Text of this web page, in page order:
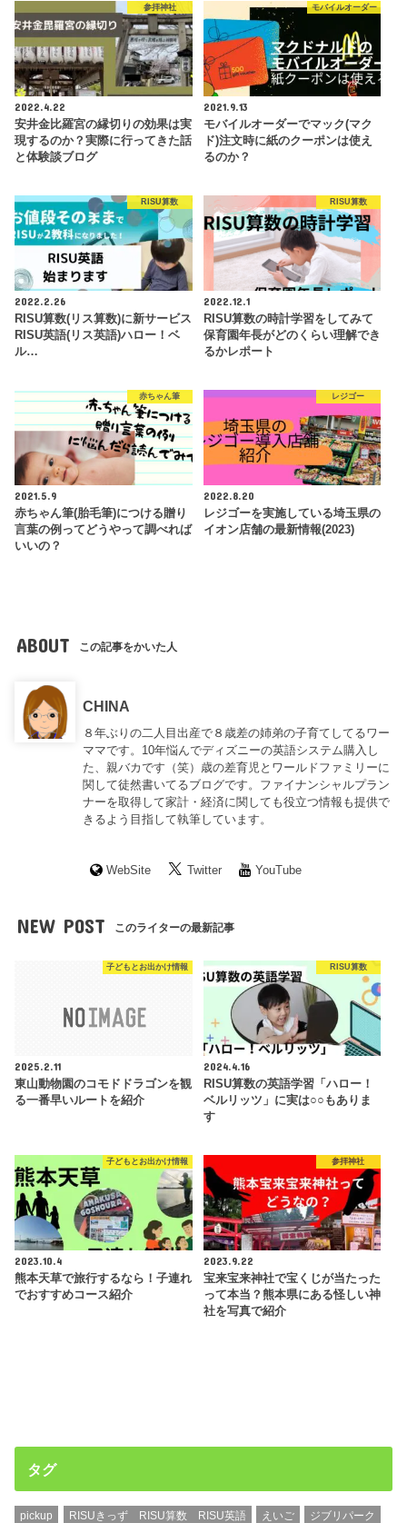
参拝神社
2022.4.22
安井金比羅宮の縁切りの効果は実
現するのか？実際に行ってきた話
と体験談ブログ
モバイルオーダー
2021.9.13
モバイルオーダーでマック(マク
ド)注文時に紙のクーポンは使え
るのか？
RISU算数
2022.2.26
RISU算数(リス算数)に新サービス
RISU英語(リス英語)ハロー！ベ
ル…
RISU算数
2022.12.1
RISU算数の時計学習をしてみて
保育園年長がどのくらい理解でき
るかレポート
赤ちゃん筆
2021.5.9
赤ちゃん筆(胎毛筆)につける贈り
言葉の例ってどうやって調べれば
いいの？
レジゴー
2022.8.20
レジゴーを実施している埼玉県の
イオン店舗の最新情報(2023)
ABOUT この記事をかいた人
CHINA
８年ぶりの二人目出産で８歳差の姉弟の子育てしてるワー
ママです。10年悩んでディズニーの英語システム購入し
た、親バカです（笑）歳の差育児とワールドファミリーに
関して徒然書いてるブログです。ファイナンシャルプラン
ナーを取得して家計・経済に関しても役立つ情報も提供で
きるよう目指して執筆しています。
WebSite Twitter YouTube
NEW POST このライターの最新記事
子どもとお出かけ情報
2025.2.11
東山動物園のコモドドラゴンを観
る一番早いルートを紹介
RISU算数
2024.4.16
RISU算数の英語学習「ハロー！
ベルリッツ」に実は○○もありま
す
子どもとお出かけ情報
2023.10.4
熊本天草で旅行するなら！子連れ
でおすすめコース紹介
参拝神社
2023.9.22
宝来宝来神社で宝くじが当たった
って本当？熊本県にある怪しい神
社を写真で紹介
タグ
pickup RISUきっず RISU算数 RISU英語 えいご
ジブリパーク